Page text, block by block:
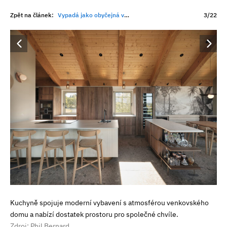
Zpět na článek: Vypadá jako obyčejná venkovská usedlost. Uvnitř má bazén, cedrové stropy i výhledy do přírody 3/22
Kuchyně spojuje moderní vybavení s atmosférou venkovského
domu a nabízí dostatek prostoru pro společné chvíle.